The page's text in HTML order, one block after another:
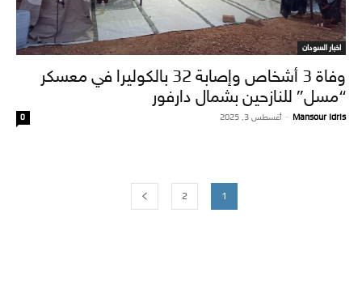
اخبار السودان
وفاة 3 أشخاص وإصابة 32 بالكوليرا في معسكر
“مسل” للنازحين بشمال دارفور
Mansour Idris
- أغسطس 3, 2025 0
1
2